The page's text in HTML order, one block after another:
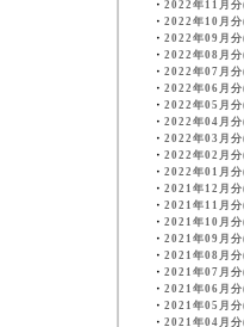
・ 2022年11月
・ 2022年10月
・ 2022年09月
・ 2022年08月
・ 2022年07月
・ 2022年06月
・ 2022年05月
・ 2022年04月
・ 2022年03月
・ 2022年02月
・ 2022年01月
・ 2021年12月
・ 2021年11月
・ 2021年10月
・ 2021年09月
・ 2021年08月
・ 2021年07月
・ 2021年06月
・ 2021年05月
・ 2021年04月